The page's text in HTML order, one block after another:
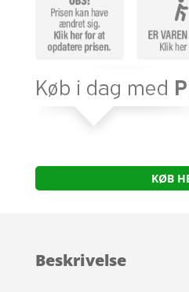
KØB
Beskrivelse